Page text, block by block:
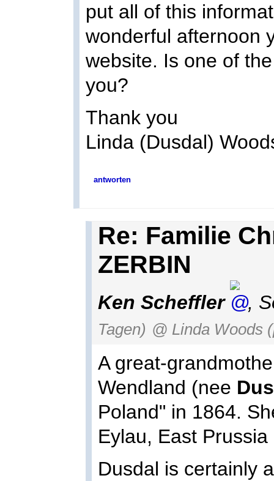
put all of this
wonderful afternoon
website. Is one of
you?
Thank you
Linda (Dusdal)
antworten
Re: Familie
ZERBIN
Ken Scheffler ,
Tagen) @ Linda Woods
A great-
Wendland (nee
Poland" in 1864.
Eylau, East
Dusdal is certainly